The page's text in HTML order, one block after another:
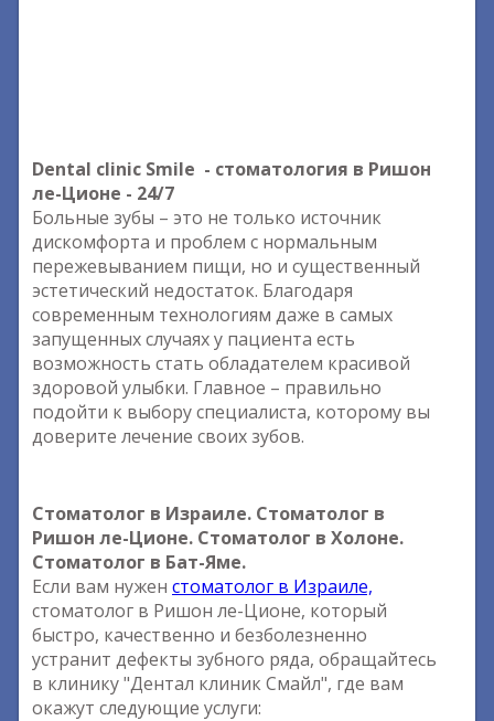
Dental clinic Smile - стоматология в Ришон
ле-Ционе - 24/7
Больные зубы – это не только источник
дискомфорта и проблем с нормальным
пережевыванием пищи, но и существенный
эстетический недостаток. Благодаря
современным технологиям даже в самых
запущенных случаях у пациента есть
возможность стать обладателем красивой
здоровой улыбки. Главное – правильно
подойти к выбору специалиста, которому вы
доверите лечение своих зубов.
Стоматолог в Израиле. Стоматолог в
Ришон ле-Ционе. Стоматолог в Холоне.
Стоматолог в Бат-Яме.
Если вам нужен стоматолог в Израиле,
стоматолог в Ришон ле-Ционе, который
быстро, качественно и безболезненно
устранит дефекты зубного ряда, обращайтесь
в клинику "Дентал клиник Смайл", где вам
окажут следующие услуги: